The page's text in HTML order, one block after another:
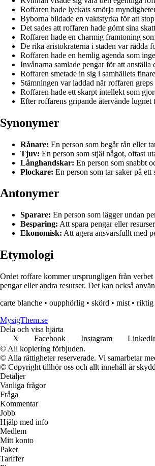
Roffaren hade lyckats smörja
Byborna bildade en vaktstyrka för att
Det sades att roffaren hade gömt sina
Roffaren hade en charmig framtoning
De rika aristokraterna i staden var rädda
Roffaren hade en hemlig agenda som
Invånarna samlade pengar för att
Roffaren smetade in sig i samhällets
Stämningen var laddad när roffaren
Roffaren hade ett skarpt intellekt som
Efter roffarens gripande återvände
Synonymer
Rånare: En person som begår rån eller
Tjuv: En person som stjäl något, oftast
Långhandskar: En person som snabbt
Plockare: En person som tar saker på
Antonymer
Sparare: En person som lägger undan
Besparing: Att spara pengar eller
Ekonomisk: Att agera ansvarsfullt med
Etymologi
Ordet roffare kommer ursprungligen från
pengar eller andra resurser. Det kan också
carte blanche • oupphörlig • skörd • mist • riktig
MysigThem.se
Dela och visa hjärta
X
Facebook Instagram
© All kopiering förbjuden.
© Alla rättigheter reserverade. Vi samarbetar
© Copyright tillhör oss och allt innehåll är
Detaljer
Vanliga frågor
Fråga
Kommentar
Jobb
Hjälp med info
Medlem
Mitt konto
Paket
Tariffer